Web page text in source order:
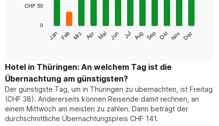
bars.
den
durchschnittlichen
Zimmerpreis
im
jeweiligen
Monat
an.
Jan Feb Mrz Apr Mai Jun Jul Aug Sep Okt Nov Dez
0
CHF 50
Hotel in Thüringen: An welchem Tag ist die
Übernachtung am günstigsten?
Der günstigste Tag, um in Thüringen zu übernachten, ist Freitag
(CHF 38). Andererseits können Reisende damit rechnen, an
einem Mittwoch am meisten zu zahlen. Dann beträgt der
durchschnittliche Übernachtungspreis CHF 141.